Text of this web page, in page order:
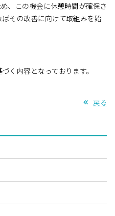
、この機会に休憩時間が確保さ
その改善に向けて取組みを始
く内容となっております。
戻る